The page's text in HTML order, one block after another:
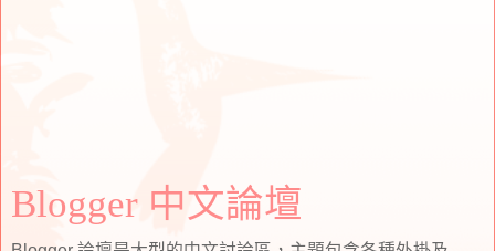
Blogger 中文論壇